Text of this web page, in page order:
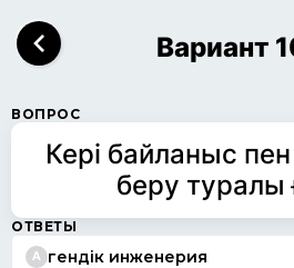
Вариант
ВОПРОС
Кері байланыс
беру
ОТВЕТЫ
A гендік инженерия